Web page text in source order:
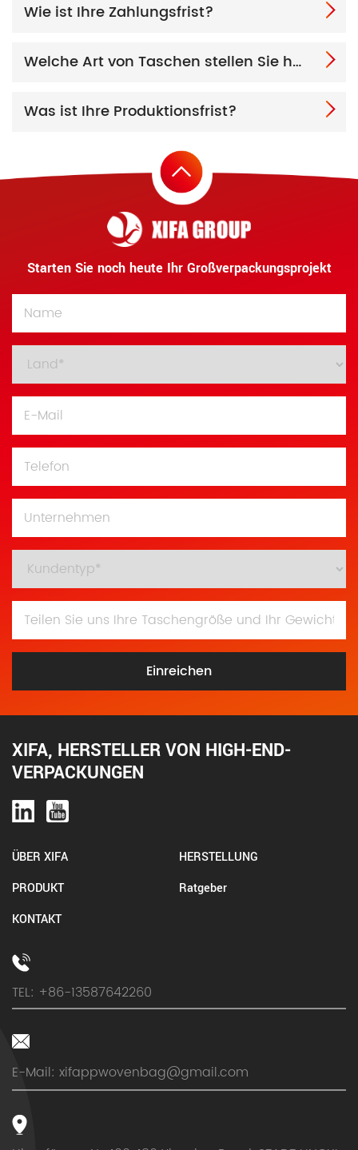
Wie ist Ihre Zahlungsfrist?
Welche Art von Taschen stellen Sie her?
Was ist Ihre Produktionsfrist?
Starten Sie noch heute Ihr Großverpackungsprojekt
Einreichen
XIFA, HERSTELLER VON HIGH-END-
VERPACKUNGEN
ÜBER XIFA
HERSTELLUNG
PRODUKT
Ratgeber
KONTAKT
TEL: +86-13587642260
E-Mail: xifappwovenbag@gmail.com